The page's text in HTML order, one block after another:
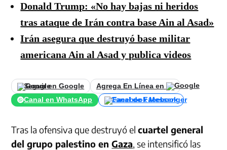
Donald Trump: «No hay bajas ni heridos
tras ataque de Irán contra base Ain al Asad»
Irán asegura que destruyó base militar
americana Ain al Asad y publica videos
Seguir en Google
Agrega En Línea en
Canal en WhatsApp
Canal de Facebook
Tras la ofensiva que destruyó elcuartel general
del grupo palestino enGaza, se intensificó las